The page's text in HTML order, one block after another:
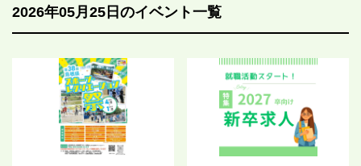
2026年05月25日のイベント一覧